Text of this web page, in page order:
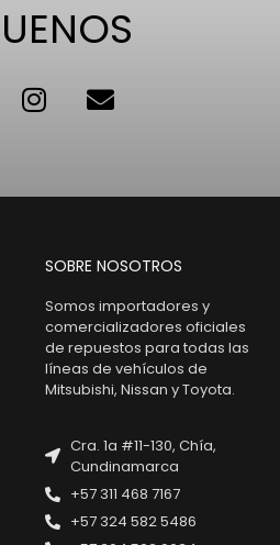
SOBRE NOSOTROS
Somos importadores y
comercializadores oficiales
de repuestos para todas las
líneas de vehículos de
Mitsubishi, Nissan y Toyota.
Cra. 1a #11-130, Chía,
Cundinamarca
+57 311 468 7167
+57 324 582 5486